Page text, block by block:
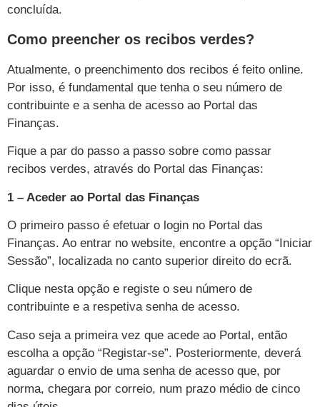
concluída.
Como preencher os recibos verdes?
Atualmente, o preenchimento dos recibos é feito online.
Por isso, é fundamental que tenha o seu número de
contribuinte e a senha de acesso ao Portal das
Finanças.
Fique a par do passo a passo sobre como passar
recibos verdes, através do Portal das Finanças:
1 – Aceder ao Portal das Finanças
O primeiro passo é efetuar o login no Portal das
Finanças. Ao entrar no website, encontre a opção “Iniciar
Sessão”, localizada no canto superior direito do ecrã.
Clique nesta opção e registe o seu número de
contribuinte e a respetiva senha de acesso.
Caso seja a primeira vez que acede ao Portal, então
escolha a opção “Registar-se”. Posteriormente, deverá
aguardar o envio de uma senha de acesso que, por
norma, chegara por correio, num prazo médio de cinco